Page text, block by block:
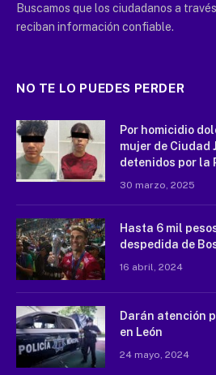
Buscamos que los ciudadanos a
reciban información confiable.
NO TE LO PUEDES PERDER
Por homicidio
mujer de Ciudad
detenidos por la
30 marzo, 2025
Hasta 6 mil
despedida de
16 abril, 2024
Darán atención
en León
24 mayo, 2024